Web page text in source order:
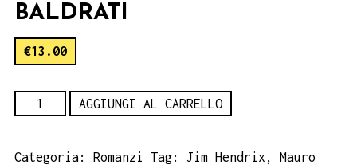
BALDRATI
€13.00
nome
AGGIUNGI AL CARRELLO
Categoria: Romanzi Tag: Jim Hendrix , Mauro